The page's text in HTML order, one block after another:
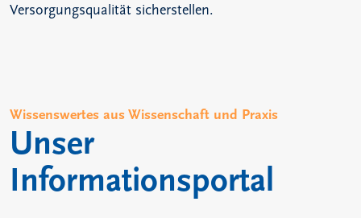
Versorgungsqualität sicherstellen.
Wissenswertes aus Wissenschaft und Praxis
Unser
Informationsportal